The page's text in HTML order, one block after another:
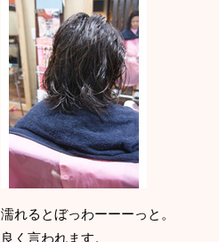
濡れるとぼっわーーーっと。
良く言われます。